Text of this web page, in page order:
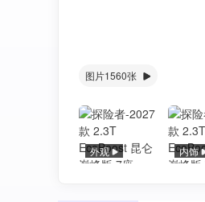
图片1560张
外观 内饰